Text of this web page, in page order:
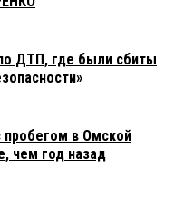
ДТП, где были сбиты
пробегом в Омской
чем год назад